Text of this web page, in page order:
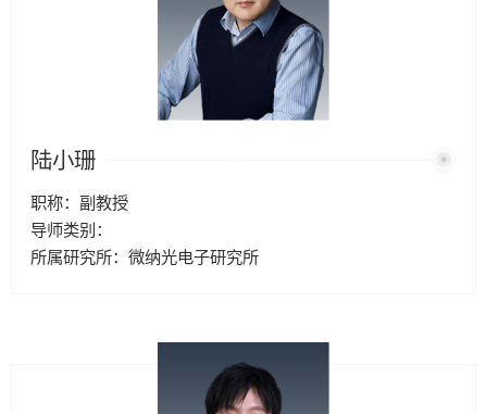
陆小珊
职称：副教授
导师类别：
所属研究所：微纳光电子研究所